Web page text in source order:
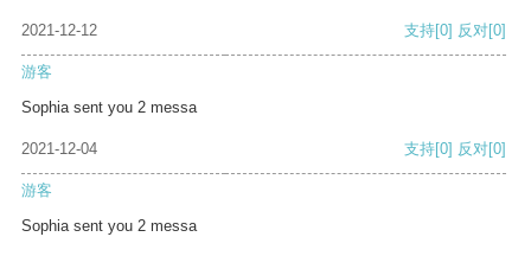
2021-12-12 支持[0] 反对[0]
游客
Sophia sent you 2 messa
2021-12-04 支持[0] 反对[0]
游客
Sophia sent you 2 messa